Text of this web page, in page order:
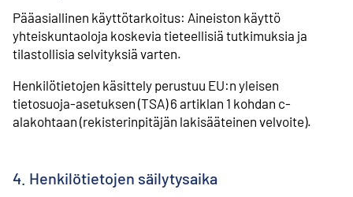
Pääasiallinen käyttötarkoitus: Aineiston käyttö
yhteiskuntaoloja koskevia tieteellisiä tutkimuksia ja
tilastollisia selvityksiä varten.
Henkilötietojen käsittely perustuu EU:n yleisen
tietosuoja-asetuksen (TSA) 6 artiklan 1 kohdan c-
alakohtaan (rekisterinpitäjän lakisääteinen velvoite).
4. Henkilötietojen säilytysaika